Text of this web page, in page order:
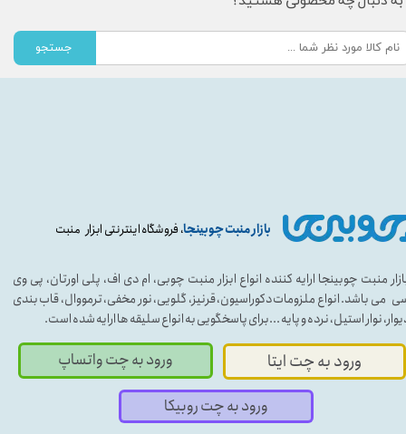
بازار منبت چوبینجا، فروشگاه اینترنتی ابزار منبت
منبت چوبینجا ارایه کننده انواع ابزار منبت چوبی، ام دی اف، پلی اورتان، پی وی
می باشد. انواع ملزومات دکوراسیون، قرنیز، گلویی، نور مخفی، ترمووال، قاب بندی
نوار استیل، نرده و پایه ...برای پاسخگویی به انواع سلیقه ها ارایه شده است.
ورود به چت ایتا ورود به چت واتساپ
ورود به چت روبیکا
جستجو